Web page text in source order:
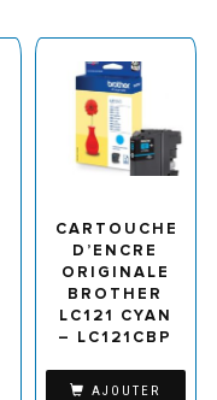
CARTOUCHE
D’ENCRE
ORIGINALE
BROTHER
LC121 CYAN
– LC121CBP
AJOUTER